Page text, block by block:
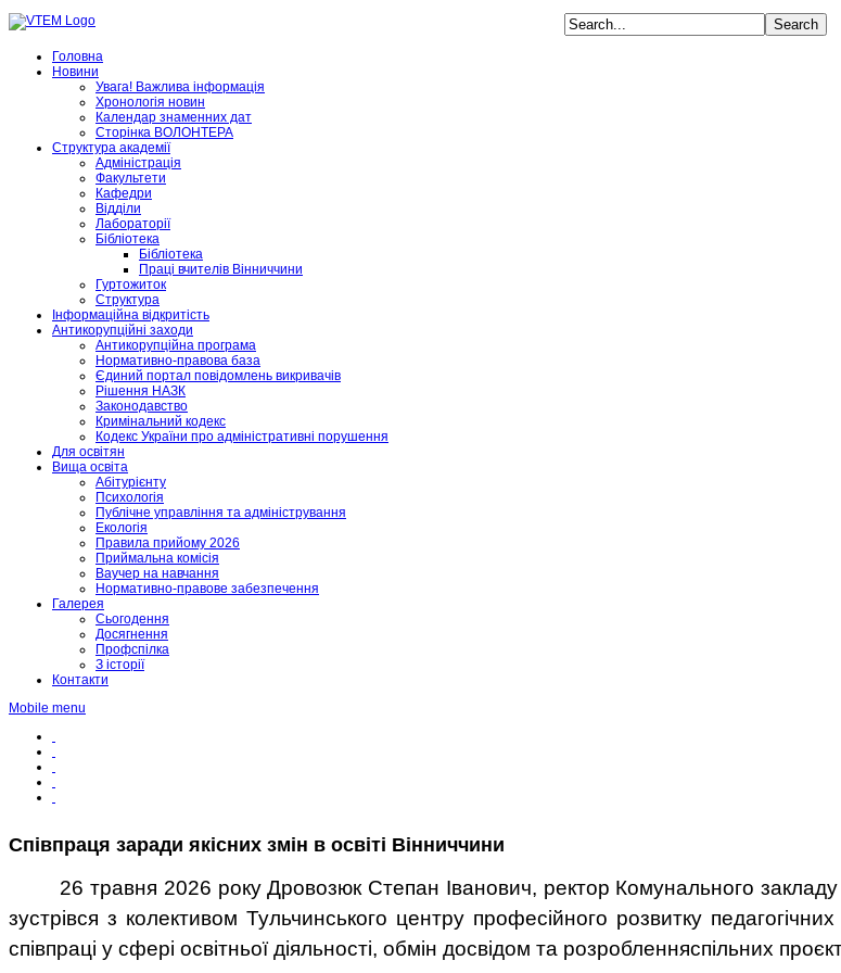
Головна
Новини
Увага! Важлива інформація
Хронологія новин
Календар знаменних дат
Сторінка ВОЛОНТЕРА
Структура академії
Адміністрація
Факультети
Кафедри
Відділи
Лабораторії
Бібліотека
Бібліотека
Праці вчителів Вінниччини
Гуртожиток
Структура
Інформаційна відкритість
Антикорупційні заходи
Антикорупційна програма
Нормативно-правова база
Єдиний портал повідомлень викривачів
Рішення НАЗК
Законодавство
Кримінальний кодекс
Кодекс України про адміністративні порушення
Для освітян
Вища освіта
Абітурієнту
Психологія
Публічне управління та адміністрування
Екологія
Правила прийому 2026
Приймальна комісія
Ваучер на навчання
Нормативно-правове забезпечення
Галерея
Сьогодення
Досягнення
Профспілка
З історії
Контакти
Mobile menu
Співпраця заради якісних змін в освіті Вінниччини
26 травня 2026 року Дровозюк Степан Іванович, ректор Комунального закладу
зустрівся з колективом Тульчинського центру професійного розвитку
співпраці у сфері освітньої діяльності, обмін досвідом та розробленняспільних